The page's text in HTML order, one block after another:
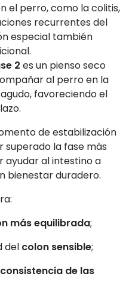
el perro, como la colitis,
recurrentes del
especial también
2 es un pienso seco
al perro en la
favoreciendo el
de estabilización
la fase más
ayudar al intestino a
bienestar duradero.
más equilibrada;
del colon sensible;
de las